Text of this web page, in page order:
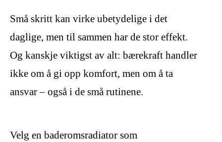
Små skritt kan virke ubetydelige i det
daglige, men til sammen har de stor effekt.
Og kanskje viktigst av alt: bærekraft handler
ikke om å gi opp komfort, men om å ta
ansvar – også i de små rutinene.
Velg en baderomsradiator som